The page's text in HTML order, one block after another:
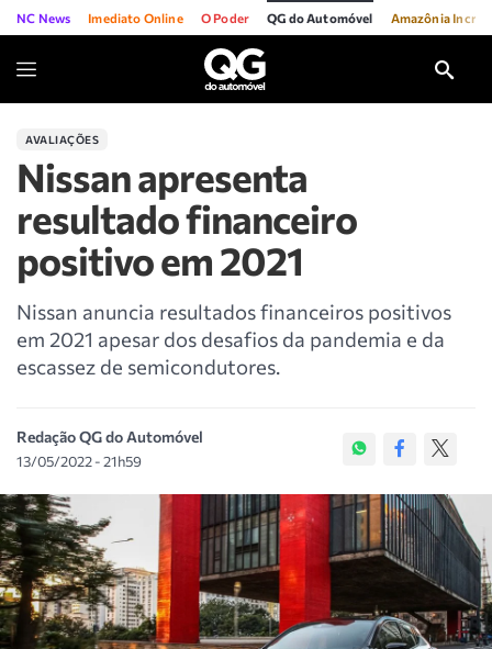
NC News Imediato Online O Poder QG do Automóvel Amazônia
AVALIAÇÕES
Nissan apresenta
resultado financeiro
positivo em 2021
Nissan anuncia resultados financeiros positivos
em 2021 apesar dos desafios da pandemia e da
escassez de semicondutores.
Redação QG do Automóvel
13/05/2022 - 21h59